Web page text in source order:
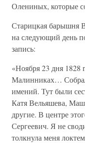
Олениных, которые
Старицкая барышня
на следующий день
запись:
«Ноября 23 дня 1828
Малинниках…
имений. Тут были
Катя Вельяшева,
другие. В центре
Сергеевич. Я не
толкнула меня